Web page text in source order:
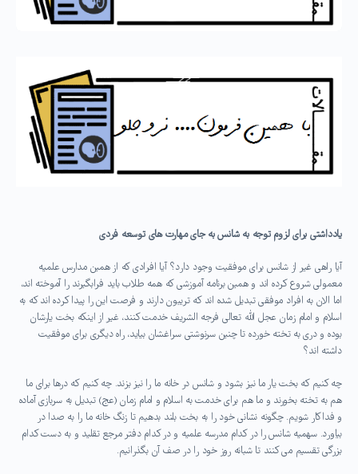
یادداشتی برای لزوم توجه به شانس به جای مهارت های توسعه فردی
آیا راهی غیر از شانس برای موفقیت وجود دارد؟ آیا افرادی که از همین مدارس علمیه
معمولی شروع کرده اند و همین برنامه آموزشی که همه طلاب باید فرابگیرند را آموخته اند،
اما الان به افراد موفقی تبدیل شده اند که تریبون دارند و فرصت این را پیدا کرده اند که به
اسلام و امام زمان عجل الله تعالی فرجه الشریف خدمت کنند، غیر از اینکه بخت یارشان
بوده و دری به تخته خورده تا چنین سرنوشتی سراغشان بیاید، راه دیگری برای موفقیت
داشته اند؟
چه کنیم که بخت یار ما نیز بشود و شانس در خانه ما را نیز بزند. چه کنیم که درها برای ما
هم به تخته بخورند و ما هم برای خدمت به اسلام و امام زمان (عج) تبدیل به سربازی آماده
و فداکار شویم. چگونه نشانی خود را به بخت بلند بدهیم تا زنگ خانه ما را به صدا در
بیاورد. سهمیه شانس را در کدام مدرسه علمیه و در کدام دفتر مرجع تقلید و به دست کدام
بزرگی تقسیم می کنند تا شبانه روز خود را در صف آن بگذرانیم.